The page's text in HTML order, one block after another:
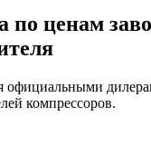
по ценам
официальными
компрессоров.